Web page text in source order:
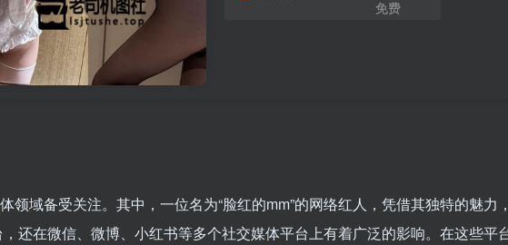
免费
域备受关注。其中，一位名为“脸红的mm”的网络红人，凭借其独特的魅力
还在微信、微博、小红书等多个社交媒体平台上有着广泛的影响。在这些